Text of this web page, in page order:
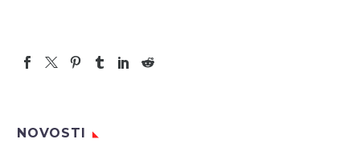
NOVOSTI